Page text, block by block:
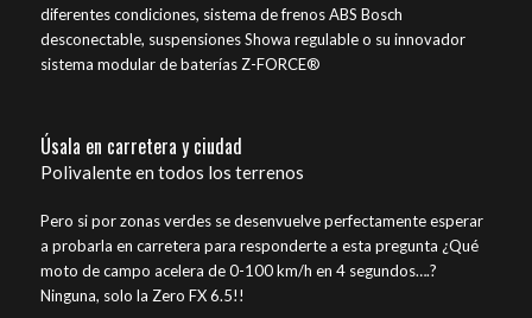
diferentes condiciones, sistema de frenos ABS Bosch
desconectable, suspensiones Showa regulable o su innovador
sistema modular de baterías Z-FORCE®
Úsala en carretera y ciudad
Polivalente en todos los terrenos
Pero si por zonas verdes se desenvuelve perfectamente esperar
a probarla en carretera para responderte a esta pregunta ¿Qué
moto de campo acelera de 0-100 km/h en 4 segundos….?
Ninguna, solo la Zero FX 6.5!!